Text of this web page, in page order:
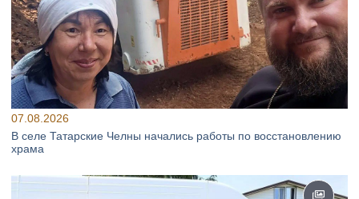
07.08.2026
В селе Татарские Челны начались работы по восстановлению
храма